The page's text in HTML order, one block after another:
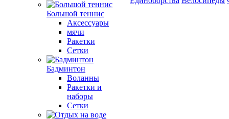
Большой теннис
Аксессуары
мячи
Ракетки
Сетки
Бадминтон
Воланны
Ракетки и
наборы
Сетки